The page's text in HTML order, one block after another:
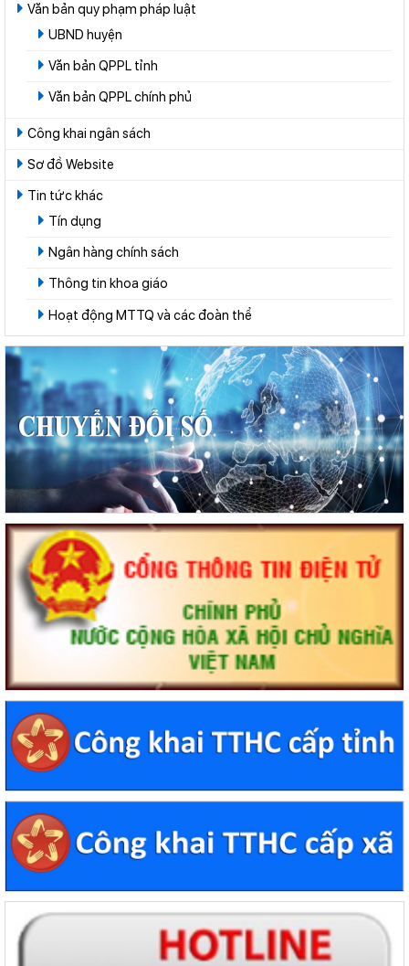
Văn bản quy phạm pháp luật
UBND huyện
Văn bản QPPL tỉnh
Văn bản QPPL chính phủ
Công khai ngân sách
Sơ đồ Website
Tin tức khác
Tín dụng
Ngân hàng chính sách
Thông tin khoa giáo
Hoạt động MTTQ và các đoàn thể